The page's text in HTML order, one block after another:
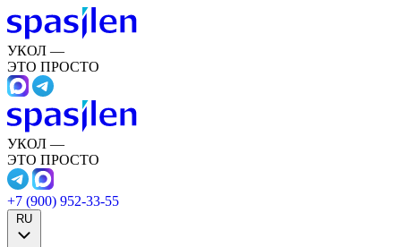
УКОЛ —
ЭТО ПРОСТО
УКОЛ —
ЭТО ПРОСТО
+7 (900) 952-33-55
RU